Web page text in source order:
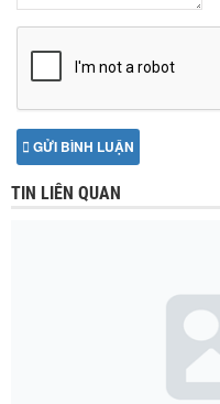
GỬI BÌNH LUẬN
TIN LIÊN QUAN